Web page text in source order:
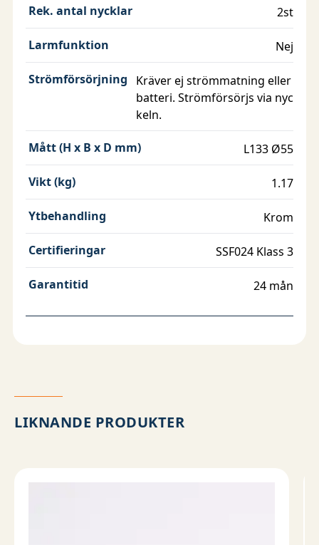
Rek. antal nycklar 2st
Larmfunktion Nej
Strömförsörjning
Kräver ej strömmatning eller
batteri. Strömförsörjs via nyc
keln.
Mått (H x B x D mm) L133 Ø55
Vikt (kg) 1.17
Ytbehandling Krom
Certifieringar SSF024 Klass 3
Garantitid 24 mån
LIKNANDE PRODUKTER